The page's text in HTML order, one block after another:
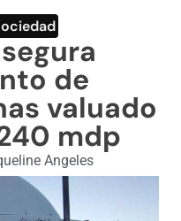
de
valuado
mdp
Angeles